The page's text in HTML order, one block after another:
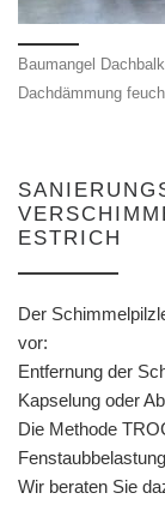
Baumangel
Dachdämmung
ESTRICH
Der
vor:
Entfernung der
Kapselung oder
Die Methode
Wir beraten Sie